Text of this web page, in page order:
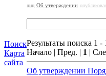
Поиск
Карта
сайта
лиц Об утверждении
Результаты поиска 1 -
Начало | Пред. | 1 |
Об утверждении